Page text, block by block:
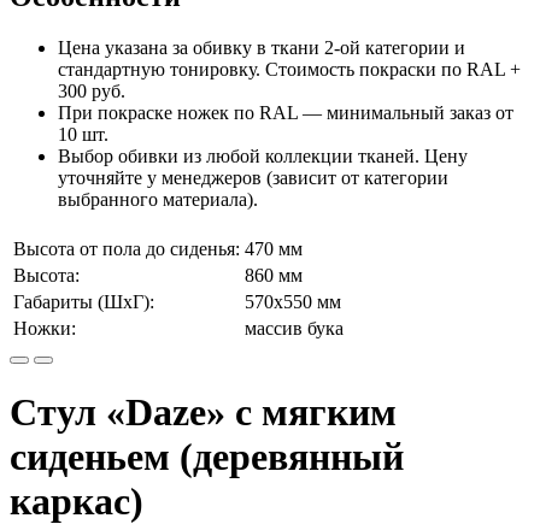
Цена указана за обивку в ткани 2-ой категории и
стандартную тонировку. Стоимость покраски по RAL +
300 руб.
При покраске ножек по RAL — минимальный заказ от
10 шт.
Выбор обивки из любой коллекции тканей. Цену
уточняйте у менеджеров (зависит от категории
выбранного материала).
Высота от пола до сиденья: 470 мм
Высота:
860 мм
Габариты (ШхГ):
570х550 мм
Ножки:
массив бука
Стул «Daze» с мягким
сиденьем (деревянный
каркас)